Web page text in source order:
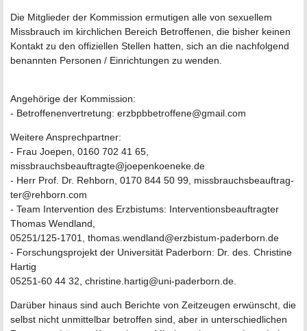
Die Mitglieder der Kommission ermutigen alle von sexuellem
Missbrauch im kirchlichen Bereich Betroffenen, die bisher keinen
Kontakt zu den offiziellen Stellen hatten, sich an die nachfolgend
benannten Personen / Einrichtungen zu wenden.
Angehörige der Kommission:
- Betroffenenvertretung: erzbpbbetroffene@gmail.com
Weitere Ansprechpartner:
- Frau Joepen, 0160 702 41 65,
missbrauchsbeauftragte@joepenkoeneke.de
- Herr Prof. Dr. Rehborn, 0170 844 50 99, missbrauchsbeauftrag-
ter@rehborn.com
- Team Intervention des Erzbistums: Interventionsbeauftragter
Thomas Wendland,
05251/125-1701, thomas.wendland@erzbistum-paderborn.de
- Forschungsprojekt der Universität Paderborn: Dr. des. Christine
Hartig
05251-60 44 32, christine.hartig@uni-paderborn.de.
Darüber hinaus sind auch Berichte von Zeitzeugen erwünscht, die
selbst nicht unmittelbar betroffen sind, aber in unterschiedlichen